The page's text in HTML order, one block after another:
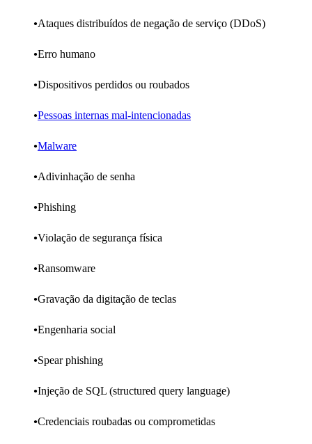
Ataques distribuídos de negação de serviço (DDoS)
Erro humano
Dispositivos perdidos ou roubados
Pessoas internas mal-intencionadas
Malware
Adivinhação de senha
Phishing
Violação de segurança física
Ransomware
Gravação da digitação de teclas
Engenharia social
Spear phishing
Injeção de SQL (structured query language)
Credenciais roubadas ou comprometidas